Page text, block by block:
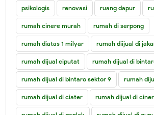
psikologis renovasi ruang dapur
rumah cinere murah rumah di serpong
rumah diatas 1 milyar rumah diijual di
rumah dijual ciputat rumah dijual di
rumah dijual di bintaro sektor 9 rumah
rumah dijual di ciater rumah dijual di